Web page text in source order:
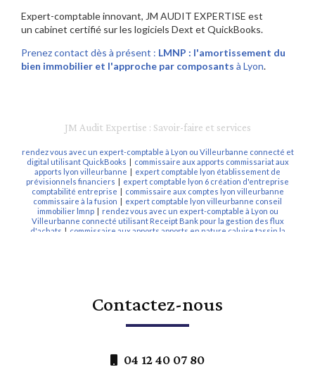
Expert-comptable innovant, JM AUDIT EXPERTISE est
un cabinet certifié sur les logiciels Dext et QuickBooks.
Prenez contact dès à présent : LMNP : l'amortissement du
bien immobilier et l'approche par composants à Lyon.
JM Audit Expertise : Savoir-faire et services
rendez vous avec un expert-comptable à Lyon ou Villeurbanne connecté et
digital utilisant QuickBooks | commissaire aux apports commissariat aux
apports lyon villeurbanne | expert comptable lyon établissement de
prévisionnels financiers | expert comptable lyon 6 création d'entreprise
comptabilité entreprise | commissaire aux comptes lyon villeurbanne
commissaire à la fusion | expert comptable lyon villeurbanne conseil
immobilier lmnp| rendez vous avec un expert-comptable à Lyon ou
Villeurbanne connecté utilisant Receipt Bank pour la gestion des flux
d'achats | commissaire aux apports apports en nature caluire tassin la
expert-comptable lyon villeurbanne optimisation fiscale BIC
création sci Lyon Villeurbanne expert comptable
villeurbanne sci optimisation fiscale sarl de famille
expert comptable les deux alpes déclarations fiscales
Contactez-nous
04 12 40 07 80